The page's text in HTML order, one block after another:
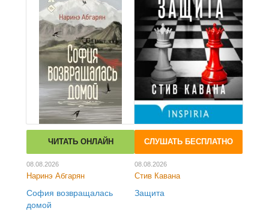
ЧИТАТЬ ОНЛАЙН
08.08.2026
Наринэ Абгарян
София возвращалась
домой
СЛУШАТЬ БЕСПЛАТНО
08.08.2026
Стив Кавана
Защита